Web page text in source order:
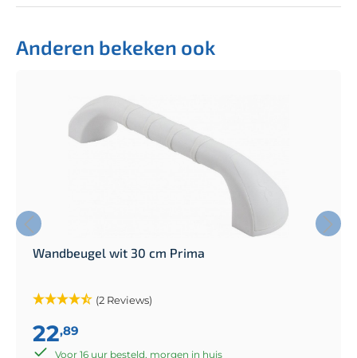
Anderen bekeken ook
Wandbeugel wit 30 cm Prima
(2 Reviews)
22,89
Voor 16 uur besteld, morgen in huis